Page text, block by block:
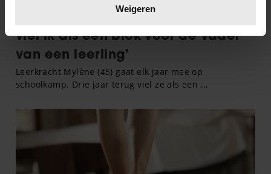
verwerkt en stel uw voorkeuren in het
intrekken in de Cookieverklaring.
We gebruiken cookies om content en advertenties te
personaliseren, om functies voor social media te bieden
en om ons websiteverkeer te analyseren. Ook delen we
informatie over uw gebruik van onze site met onze
partners voor social media, adverteren en analyse. Deze
partners kunnen deze gegevens combineren met andere
informatie die u aan ze heeft verstrekt of die ze hebben
verzameld op basis van uw gebruik van hun services. U
Weigeren